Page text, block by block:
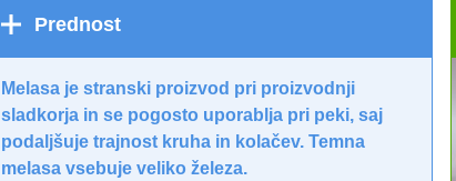
Prednost
Melasa je stranski proizvod pri proizvodnji
sladkorja in se pogosto uporablja pri peki, saj
podaljšuje trajnost kruha in kolačev. Temna
melasa vsebuje veliko železa.